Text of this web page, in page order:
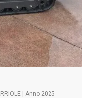
| Anno 2025